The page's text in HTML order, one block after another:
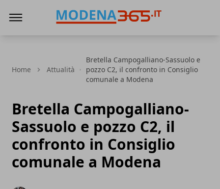
Home Attualità
Bretella Campogalliano-Sassuolo e
pozzo C2, il confronto in Consiglio
comunale a Modena
Bretella Campogalliano-
Sassuolo e pozzo C2, il
confronto in Consiglio
comunale a Modena